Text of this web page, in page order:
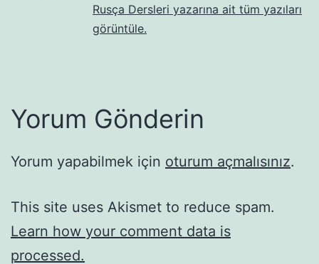
Rusça Dersleri yazarına ait tüm yazıları
görüntüle.
Yorum Gönderin
Yorum yapabilmek için oturum açmalısınız.
This site uses Akismet to reduce spam.
Learn how your comment data is
processed.